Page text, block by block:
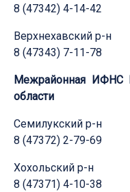
8 (47342) 4-14-42
Верхнехавский р-н
8 (47343) 7-11-78
Межрайонная
области
Семилукский р-н
8 (47372) 2-79-69
Хохольский р-н
8 (47371) 4-10-38